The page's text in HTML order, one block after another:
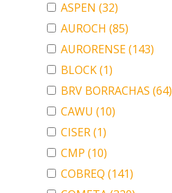
ASPEN (32)
AUROCH (85)
AURORENSE(143)
BLOCK(1)
BRV BORRACHAS (64)
CAWU (10)
CISER(1)
CMP (10)
COBREQ (141)